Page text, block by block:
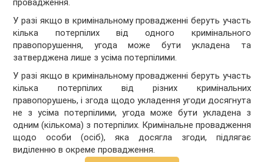
провадження.
У разі якщо в кримінальному провадженні беруть участь
кілька потерпілих від одного кримінального
правопорушення, угода може бути укладена та
затверджена лише з усіма потерпілими.
У разі якщо в кримінальному провадженні беруть участь
кілька потерпілих від різних кримінальних
правопорушень, і згода щодо укладення угоди досягнута
не з усіма потерпілими, угода може бути укладена з
одним (кількома) з потерпілих. Кримінальне провадження
щодо особи (осіб), яка досягла згоди, підлягає
виділенню в окреме провадження.